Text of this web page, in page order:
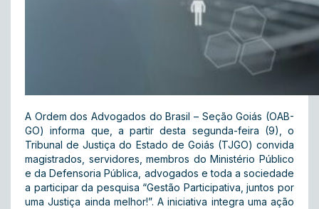
A Ordem dos Advogados do Brasil – Seção Goiás (OAB-
GO) informa que, a partir desta segunda-feira (9), o
Tribunal de Justiça do Estado de Goiás (TJGO) convida
magistrados, servidores, membros do Ministério Público
e da Defensoria Pública, advogados e toda a sociedade
a participar da pesquisa “Gestão Participativa, juntos por
uma Justiça ainda melhor!”. A iniciativa integra uma ação